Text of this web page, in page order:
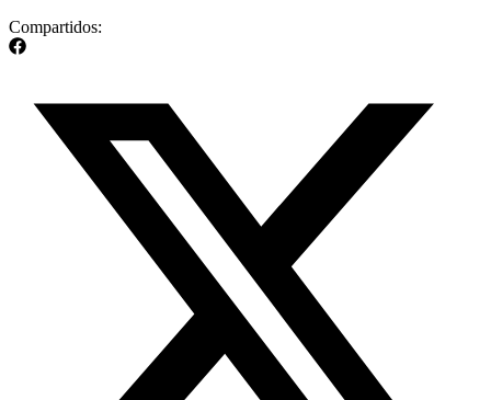
Compartidos: